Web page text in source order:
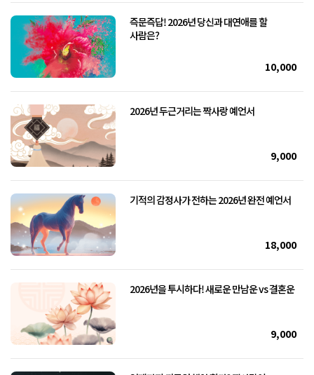
즉문즉답! 2026년 당신과 대연애를 할
사람은?
10,000
2026년 두근거리는 짝사랑 예언서
9,000
기적의 감정사가 전하는 2026년 완전 예언서
18,000
2026년을 투시하다! 새로운 만남운 vs 결혼운
9,000